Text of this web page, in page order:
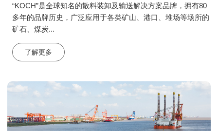
“KOCH”是全球知名的散料装卸及输送解决方案品牌，拥有80
多年的品牌历史，广泛应用于各类矿山、港口、堆场等场所的
矿石、煤炭...
了解更多